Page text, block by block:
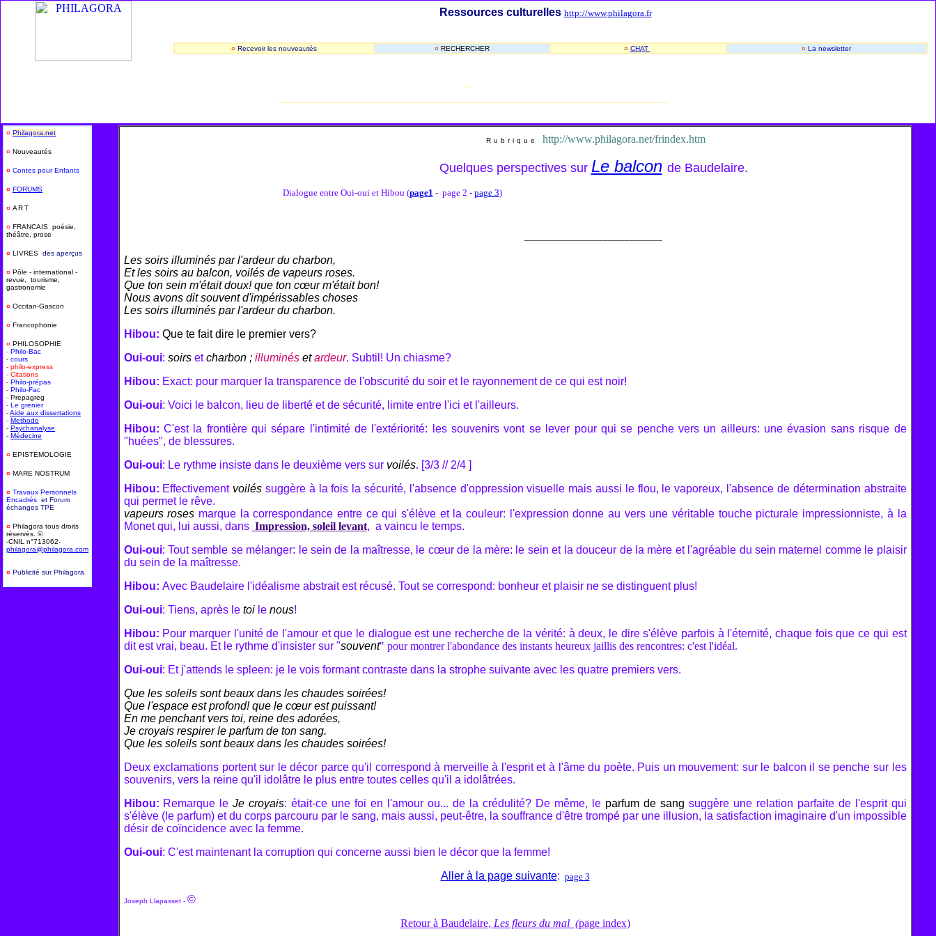
Ressources culturelles http://www.philagora.fr
¤ Recevoir les nouveautés ¤ RECHERCHER ¤ CHAT ¤ La newsletter
--
¤ Philagora.net
¤ Nouveautés
¤ Contes pour Enfants
¤ FORUMS
¤ ART
¤ FRANCAIS poésie,
théâtre, prose
¤ LIVRES des aperçus
¤ Pôle - international -
revue, tourisme,
gastronomie
¤ Occitan-Gascon
¤ Francophonie
¤ PHILOSOPHIE
- Philo-Bac
- cours
- philo-express
- Citations
- Philo-prépas
- Philo-Fac
- Prepagreg
- Le grenier
-Aide aux dissertations
- Methodo
- Psychanalyse
- Médecine
¤ EPISTEMOLOGIE
¤ MARE NOSTRUM
¤ Travaux Personnels
Encadrés et Forum
échanges TPE
¤ Philagora tous droits
réservés. ©
-CNIL n°713062-
philagora@philagora.com
¤ Publicité sur Philagora
Rubrique http://www.philagora.net/frindex.htm
Quelques perspectives sur Le balcon de Baudelaire.
Dialogue entre Oui-oui et Hibou (page1 - page 2 - page 3)
Les soirs illuminés par l'ardeur du charbon,
Et les soirs au balcon, voilés de vapeurs roses.
Que ton sein m'était doux! que ton cœur m'était bon!
Nous avons dit souvent d'impérissables choses
Les soirs illuminés par l'ardeur du charbon.
Hibou: Que te fait dire le premier vers?
Oui-oui: soirs etcharbon ; illuminésetardeur. Subtil! Un chiasme?
Hibou: Exact: pour marquer la transparence de l'obscurité du soir et le rayonnement de ce qui est noir!
Oui-oui: Voici le balcon, lieu de liberté et de sécurité, limite entre l'ici et l'ailleurs.
Hibou: C'est la frontière qui sépare l'intimité de l'extériorité: les souvenirs vont se lever pour qui se penche vers un ailleurs: une évasion sans risque de
"huées", de blessures.
Oui-oui: Le rythme insiste dans le deuxième vers sur voilés. [3/3 // 2/4 ]
Hibou: Effectivement voilés suggère à la fois la sécurité, l'absence d'oppression visuelle mais aussi le flou, le vaporeux, l'absence de détermination abstraite
qui permet le rêve.
vapeurs roses marque la correspondance entre ce qui s'élève et la couleur: l'expression donne au vers une véritable touche picturale impressionniste, à la
Monet qui, lui aussi, dans Impression, soleil levant, a vaincu le temps.
Oui-oui: Tout semble se mélanger: le sein de la maîtresse, le cœur de la mère: le sein et la douceur de la mère et l'agréable du sein maternel comme le plaisir
du sein de la maîtresse.
Hibou: Avec Baudelaire l'idéalisme abstrait est récusé. Tout se correspond: bonheur et plaisir ne se distinguent plus!
Oui-oui: Tiens, après le toi le nous!
Hibou: Pour marquer l'unité de l'amour et que le dialogue est une recherche de la vérité: à deux, le dire s'élève parfois à l'éternité, chaque fois que ce qui est
dit est vrai, beau. Et le rythme d'insister sur "souvent" pour montrer l'abondance des instants heureux jaillis des rencontres: c'est l'idéal.
Oui-oui: Et j'attends le spleen: je le vois formant contraste dans la strophe suivante avec les quatre premiers vers.
Que les soleils sont beaux dans les chaudes soirées!
Que l'espace est profond! que le cœur est puissant!
En me penchant vers toi, reine des adorées,
Je croyais respirer le parfum de ton sang.
Que les soleils sont beaux dans les chaudes soirées!
Deux exclamations portent sur le décor parce qu'il correspond à merveille à l'esprit et à l'âme du poète. Puis un mouvement: sur le balcon il se penche sur les
souvenirs, vers la reine qu'il idolâtre le plus entre toutes celles qu'il a idolâtrées.
Hibou: Remarque leJe croyais: était-ce une foi en l'amour ou... de la crédulité? De même, le parfum de sang suggère une relation parfaite de l'esprit qui
s'élève (le parfum) et du corps parcouru par le sang, mais aussi, peut-être, la souffrance d'être trompé par une illusion, la satisfaction imaginaire d'un impossible
désir de coïncidence avec la femme.
Oui-oui: C'est maintenant la corruption qui concerne aussi bien le décor que la femme!
Aller à la page suivante: page 3
Joseph Llapasset - ©
Retour à Baudelaire, Les fleurs du mal (page index)